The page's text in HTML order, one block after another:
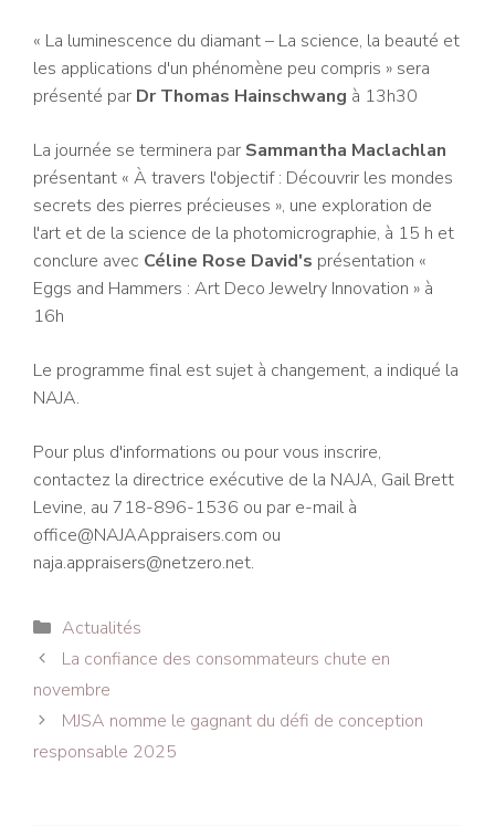
« La luminescence du diamant – La science, la beauté et
les applications d'un phénomène peu compris » sera
présenté par Dr Thomas Hainschwang à 13h30
La journée se terminera par Sammantha Maclachlan
présentant « À travers l'objectif : Découvrir les mondes
secrets des pierres précieuses », une exploration de
l'art et de la science de la photomicrographie, à 15 h et
conclure avec Céline Rose David's présentation «
Eggs and Hammers : Art Deco Jewelry Innovation » à
16h
Le programme final est sujet à changement, a indiqué la
NAJA.
Pour plus d'informations ou pour vous inscrire,
contactez la directrice exécutive de la NAJA, Gail Brett
Levine, au 718-896-1536 ou par e-mail à
office@NAJAAppraisers.com ou
naja.appraisers@netzero.net.
Catégories
Actualités
Navigation
des
articles
La confiance des consommateurs chute en
novembre
MJSA nomme le gagnant du défi de conception
responsable 2025